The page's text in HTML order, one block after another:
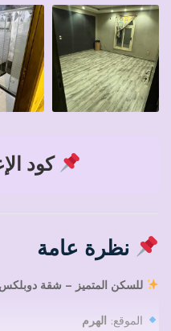
كود
نظرة عامة
للسكن المتميز – شقة دوبلكس
الموقع: الهرم